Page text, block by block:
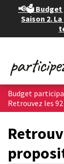
📢🗳️ Budget
Saison 2.
Budget
Retrouvez les